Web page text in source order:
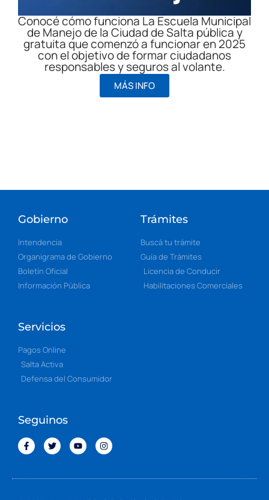
Conocé cómo funciona La Escuela Municipal
de Manejo de la Ciudad de Salta pública y
gratuita que comenzó a funcionar en 2025
con el objetivo de formar ciudadanos
responsables y seguros al volante.
MÁS INFO
Gobierno
Intendencia
Organigrama de Gobierno
Boletín Oficial
Información Pública
Trámites
Buscá tu trámite
Guía de Trámites
Licencia de Conducir
Habilitaciones Comerciales
Servicios
Pagos Online
Salta Activa
Defensa del Consumidor
Seguinos